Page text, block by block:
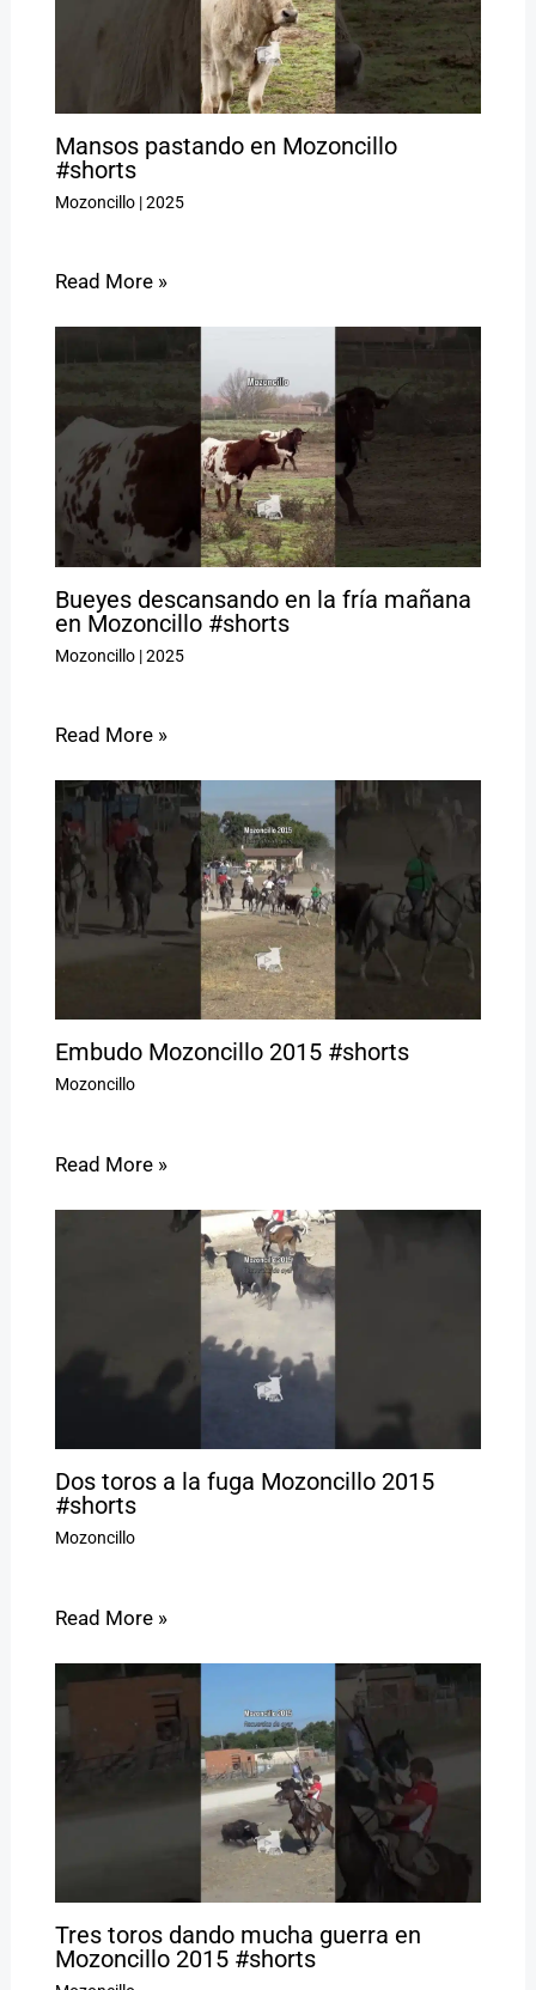
Mansos pastando en Mozoncillo
#shorts
Mozoncillo|2025
Read More »
Bueyes descansando en la fría mañana
en Mozoncillo #shorts
Mozoncillo|2025
Read More »
Embudo Mozoncillo 2015 #shorts
Mozoncillo
Read More »
Dos toros a la fuga Mozoncillo 2015
#shorts
Mozoncillo
Read More »
Tres toros dando mucha guerra en
Mozoncillo 2015 #shorts